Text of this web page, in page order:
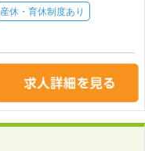
産休・育休制度あり